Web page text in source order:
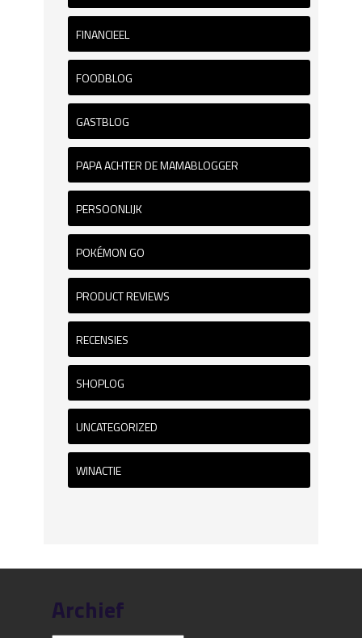
FINANCIEEL
FOODBLOG
GASTBLOG
PAPA ACHTER DE MAMABLOGGER
PERSOONLIJK
POKÉMON GO
PRODUCT REVIEWS
RECENSIES
SHOPLOG
UNCATEGORIZED
WINACTIE
Archief